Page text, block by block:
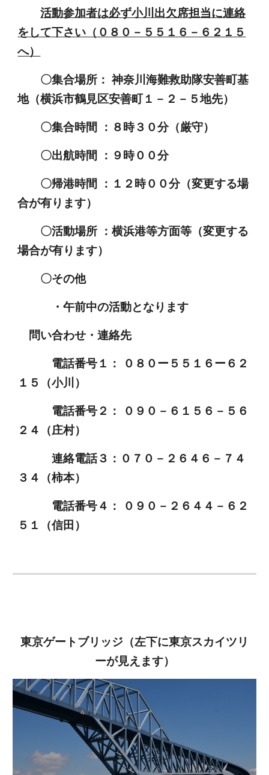
活動参加者は必ず小川出欠席担当に連絡
をして下さい（０８０－５５１６－６２１５
へ）
〇集合場所： 神奈川海難救助隊安善町基
地（横浜市鶴見区安善町１－２－５地先）
〇集合時間 ：８時３０分（厳守）
〇出航時間 ：９時００分
〇帰港時間 ：１２時００分（変更する場
合が有ります）
〇活動場所 ：横浜港等方面等（変更する
場合が有ります）
〇その他
・午前中の活動となります
問い合わせ・連絡先
電話番号１： ０８０ー５５１６ー６２
１５（小川）
電話番号２： ０９０－６１５６－５６
２４（庄村）
連絡電話３：０７０－２６４６－７４
３４（柿本）
電話番号４： ０９０－２６４４－６２
５１（信田）
東京ゲートブリッジ（左下に東京スカイツリ
ーが見えます）